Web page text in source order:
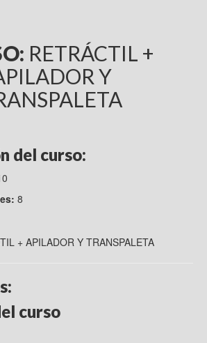
RETRÁCTIL +
Y
del curso:
8
curso